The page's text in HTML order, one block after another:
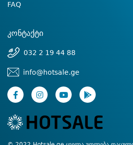
FAQ
კონტაქტი
032 2 19 44 88
info@hotsale.ge